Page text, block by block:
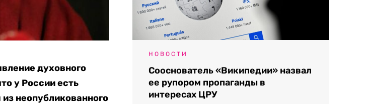
духовного
у России есть
неопубликованного
НОВОСТИ
Сооснователь «Википедии» назвал
ее рупором пропаганды в
интересах ЦРУ